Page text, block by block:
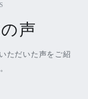
声
ただいた声をご紹